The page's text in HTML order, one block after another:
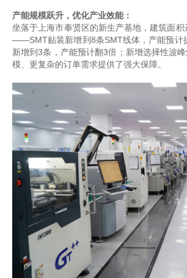
产能规模跃升，优化产业效能：
坐落于上海市奉贤区的新生产基地，建筑面积
——SMT贴装新增到8条SMT线体，产能预计
新增到3条，产能预计翻3倍；新增选择性波
模、更复杂的订单需求提供了强大保障。